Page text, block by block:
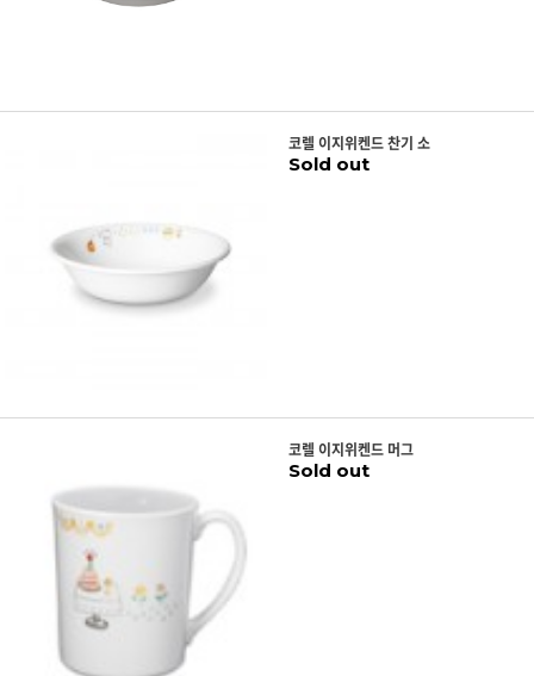
코렐 이지위켄드 찬기 소
Sold out
코렐 이지위켄드 머그
Sold out